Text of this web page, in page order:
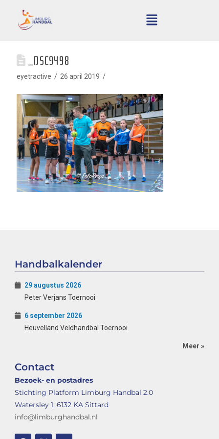
_DSC9498
eyetractive 26 april 2019
Handbalkalender
29 augustus 2026
Peter Verjans Toernooi
6 september 2026
Heuvelland Veldhandbal Toernooi
Meer »
Contact
Bezoek- en postadres
Stichting Platform Limburg Handbal 2.0
Watersley 1, 6132 KA Sittard
info@limburghandbal.nl